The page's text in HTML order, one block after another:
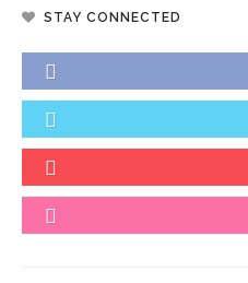
STAY CONNECTED